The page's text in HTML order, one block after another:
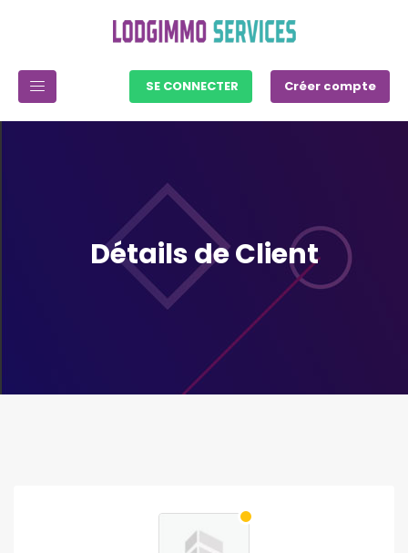
SE CONNECTER Créer compte
Détails de Client